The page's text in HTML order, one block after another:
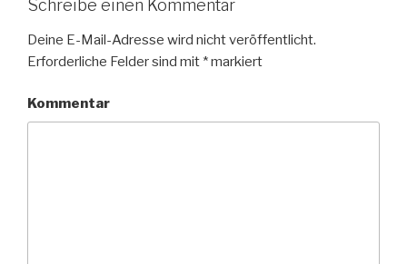
Schreibe einen Kommentar
Deine E-Mail-Adresse wird nicht veröffentlicht.
Erforderliche Felder sind mit *markiert
Kommentar